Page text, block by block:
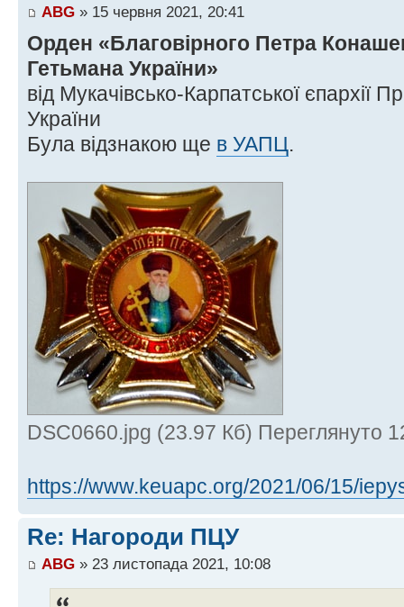
ABG » 15 червня 2021, 20:41
Орден «Благовірного Петра
Гетьмана України»
від Мукачівсько-Карпатської єпархії
України
Була відзнакою ще в УАПЦ.
DSC0660.jpg (23.97 Кб) Переглянуто
https://www.keuapc.org/2021/06/15/
Re: Нагороди ПЦУ
ABG » 23 листопада 2021, 10:08